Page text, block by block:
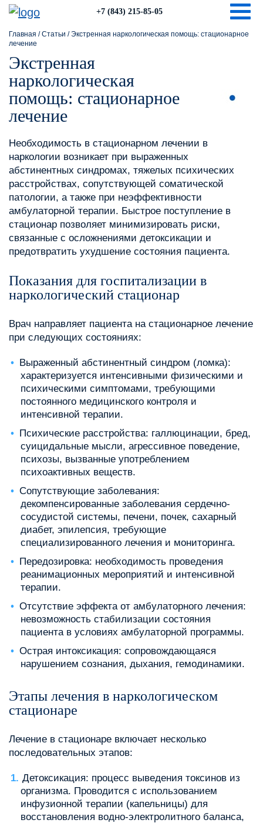
+7 (843) 215-85-05
Главная /Статьи /Экстренная наркологическая помощь: стационарное
лечение
Экстренная
наркологическая
помощь: стационарное
лечение
Необходимость в стационарном лечении в
наркологии возникает при выраженных
абстинентных синдромах, тяжелых психических
расстройствах, сопутствующей соматической
патологии, а также при неэффективности
амбулаторной терапии. Быстрое поступление в
стационар позволяет минимизировать риски,
связанные с осложнениями детоксикации и
предотвратить ухудшение состояния пациента.
Показания для госпитализации в
наркологический стационар
Врач направляет пациента на стационарное лечение
при следующих состояниях:
Выраженный абстинентный синдром (ломка):
характеризуется интенсивными физическими и
психическими симптомами, требующими
постоянного медицинского контроля и
интенсивной терапии.
Психические расстройства: галлюцинации, бред,
суицидальные мысли, агрессивное поведение,
психозы, вызванные употреблением
психоактивных веществ.
Сопутствующие заболевания:
декомпенсированные заболевания сердечно-
сосудистой системы, печени, почек, сахарный
диабет, эпилепсия, требующие
специализированного лечения и мониторинга.
Передозировка: необходимость проведения
реанимационных мероприятий и интенсивной
терапии.
Отсутствие эффекта от амбулаторного лечения:
невозможность стабилизации состояния
пациента в условиях амбулаторной программы.
Острая интоксикация: сопровождающаяся
нарушением сознания, дыхания, гемодинамики.
Этапы лечения в наркологическом
стационаре
Лечение в стационаре включает несколько
последовательных этапов:
Детоксикация: процесс выведения токсинов из
организма. Проводится с использованием
инфузионной терапии (капельницы) для
восстановления водно-электролитного баланса,